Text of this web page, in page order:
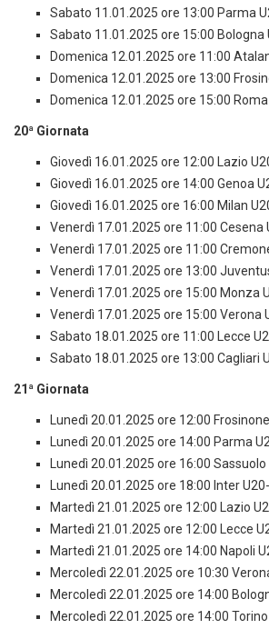
Sabato 11.01.2025 ore 13:00 Parma
Sabato 11.01.2025 ore 15:00 Bologna
Domenica 12.01.2025 ore 11:00
Domenica 12.01.2025 ore 13:00
Domenica 12.01.2025 ore 15:00
20ª Giornata
Giovedì 16.01.2025 ore 12:00 Lazio
Giovedì 16.01.2025 ore 14:00 Genoa
Giovedì 16.01.2025 ore 16:00 Milan
Venerdì 17.01.2025 ore 11:00 Cesena
Venerdì 17.01.2025 ore 11:00
Venerdì 17.01.2025 ore 13:00
Venerdì 17.01.2025 ore 15:00 Monza
Venerdì 17.01.2025 ore 15:00 Verona
Sabato 18.01.2025 ore 11:00 Lecce
Sabato 18.01.2025 ore 13:00 Cagliari
21ª Giornata
Lunedì 20.01.2025 ore 12:00
Lunedì 20.01.2025 ore 14:00 Parma
Lunedì 20.01.2025 ore 16:00
Lunedì 20.01.2025 ore 18:00 Inter
Martedì 21.01.2025 ore 12:00 Lazio
Martedì 21.01.2025 ore 12:00 Lecce
Martedì 21.01.2025 ore 14:00 Napoli
Mercoledì 22.01.2025 ore 10:30
Mercoledì 22.01.2025 ore 14:00
Mercoledì 22.01.2025 ore 14:00